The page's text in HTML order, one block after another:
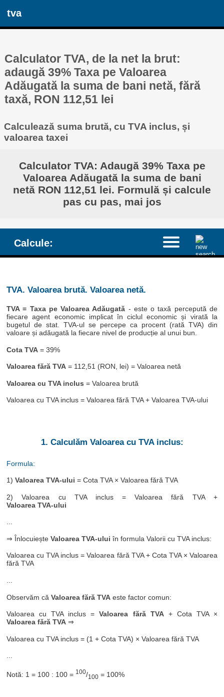
tva
Calculator TVA, de la net la brut:
adaugă 39% Taxa pe Valoarea
Adăugată la suma de bani netă, fără
taxă, RON 112,51 lei
Calculează suma brută, cu TVA inclus, și
valoarea taxei
Calculator TVA: Adaugă 39% Taxa pe
Valoarea Adăugată la suma de bani
netă RON 112,51 lei. Formulă și calcule
pas cu pas, mai jos
Calcule:
TVA. Valoarea brută. Valoarea netă.
TVA = Taxa pe Valoarea Adăugată - este o taxă percepută de
fiecare agent economic implicat în ciclul economic și virată la
bugetul de stat. TVA-ul se percepe ca procent (rată TVA) din
valoare și adăugată la fiecare nivel de producție al unui bun.
Cota TVA = 39%
Valoarea fără TVA = 112,51 (RON, lei) = Valoarea netă
Valoarea cu TVA inclus = Valoarea brută
Valoarea cu TVA inclus = Valoarea fără TVA + Valoarea TVA-ului
1. Calculăm Valoarea cu TVA inclus:
Formula:
1)Valoarea TVA-ului = Cota TVA × Valoarea fără TVA
2) Valoarea cu TVA inclus = Valoarea fără TVA +
Valoarea TVA-ului
...
⇒ ÎnlocuieșteValoarea TVA-ului în formula Valorii cu TVA inclus:
Valoarea cu TVA inclus = Valoarea fără TVA + Cota TVA × Valoarea
fără TVA
Observăm căValoarea fără TVA este factor comun:
Valoarea cu TVA inclus =Valoarea fără TVA+ Cota TVA ×
Valoarea fără TVA ⇒
Valoarea cu TVA inclus = (1 + Cota TVA) × Valoarea fără TVA
Notă: 1 = 100 : 100 = 100/100 = 100%